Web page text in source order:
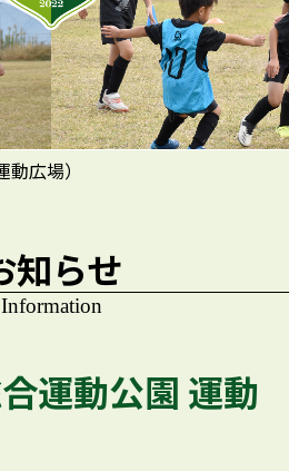
広場）
知らせ
Information
運動公園 運動